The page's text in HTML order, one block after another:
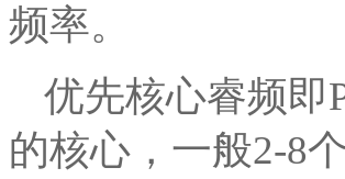
频率。
优先核心睿频即
的核心，一般2-8